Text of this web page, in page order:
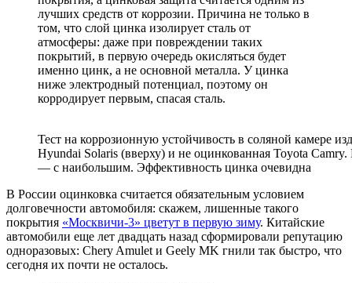
лучших средств от коррозии. Причина не только в
том, что слой цинка изолирует сталь от
атмосферы: даже при повреждении таких
покрытий, в первую очередь окисляться будет
именно цинк, а не основной металла. У цинка
ниже электродный потенциал, поэтому он
корродирует первым, спасая сталь.
Тест на коррозионную устойчивость в соляной камере
Hyundai Solaris (вверху) и не оцинкованная Toyota
— с наибольшим. Эффективность цинка очевидна
В России оцинковка считается обязательным условием
долговечности автомобиля: скажем, лишенные такого
покрытия «Москвичи-3» цветут в первую зиму. Китайские
автомобили еще лет двадцать назад сформировали репутацию
одноразовых: Chery Amulet и Geely MK гнили так быстро, что
сегодня их почти не осталось.